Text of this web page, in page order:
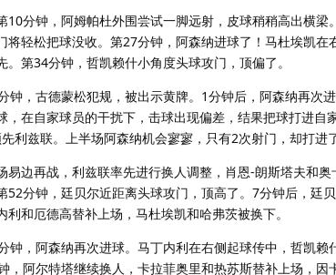
10分钟，阿姆帕杜外围尝试一脚远射，皮球稍稍高出横
将轻松把球没收。第27分钟，阿森纳进球了！马杜埃凯
。第34分钟，哲凯赖什小角度头球攻门，顶偏了。
钟，古德蒙松犯规，被出示黄牌。1分钟后，阿森纳再次
，在自家球员的干扰下，击球出现偏差，结果把球打进
利兹联。上半场阿森纳机会寥寥，只有2次射门，却打进
易边再战，利兹联率先进行换人调整，肖恩-朗斯塔夫和
52分钟，廷贝尔近距离头球攻门，顶高了。7分钟后，廷
利和厄德高替补上场，马杜埃凯和哈弗茨被换下。
钟，阿森纳再次进球。马丁内利在右侧起球传中，哲凯
，阿尔特塔继续换人，卡拉菲奥里和热苏斯替补上场，